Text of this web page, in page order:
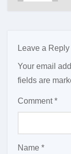
Leave a Reply
Your email
fields are
Comment*
Name *